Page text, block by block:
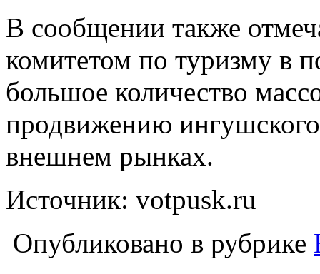
В сообщении также
комитетом по туризму в
большое количество
продвижению
внешнем рынках.
Источник: votpusk.ru
Опубликовано в рубрике